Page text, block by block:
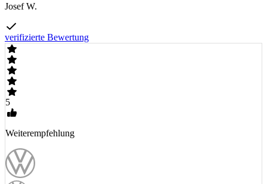
Josef W.
verifizierte Bewertung
5
Weiterempfehlung